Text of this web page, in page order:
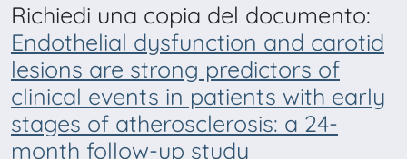
Richiedi una copia del documento:
Endothelial dysfunction and carotid
lesions are strong predictors of
clinical events in patients with early
stages of atherosclerosis: a 24-
month follow-up study